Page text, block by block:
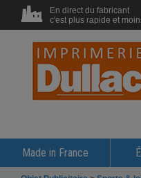
En direct du fabricant
c'est plus rapide et
Made in France